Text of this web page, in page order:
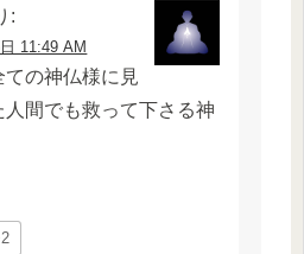
:
11:49 AM
ての神仏様に見
人間でも救って下さる神